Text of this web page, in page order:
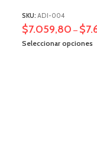
SKU: ADI-004
$7.059,80 – $
Seleccionar opciones